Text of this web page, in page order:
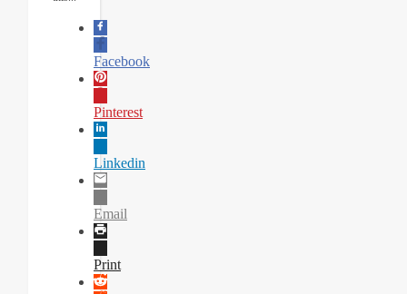
Facebook
Pinterest
Linkedin
Email
Print